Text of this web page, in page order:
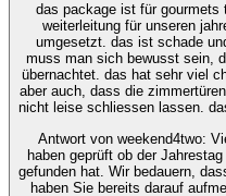
das package ist für gourmets toll - aber das hotel hat
weiterleitung für unseren
umgesetzt. das ist schade und gibt
muss man sich bewusst sein,
übernachtet. das hat sehr viel
aber auch, dass die
nicht leise schliessen lassen.
Antwort von weekend4two:
haben geprüft ob der
gefunden hat. Wir bedauern,
haben Sie bereits darauf